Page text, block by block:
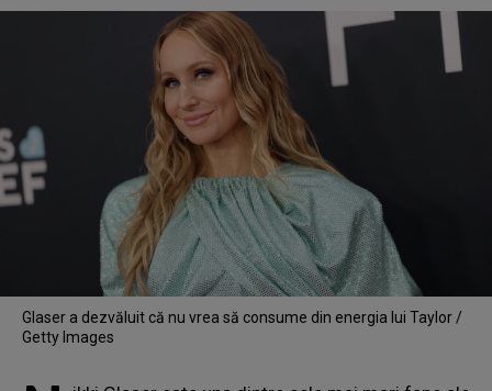
Glaser a dezvăluit că nu vrea să consume din energia lui Taylor /
Getty Images